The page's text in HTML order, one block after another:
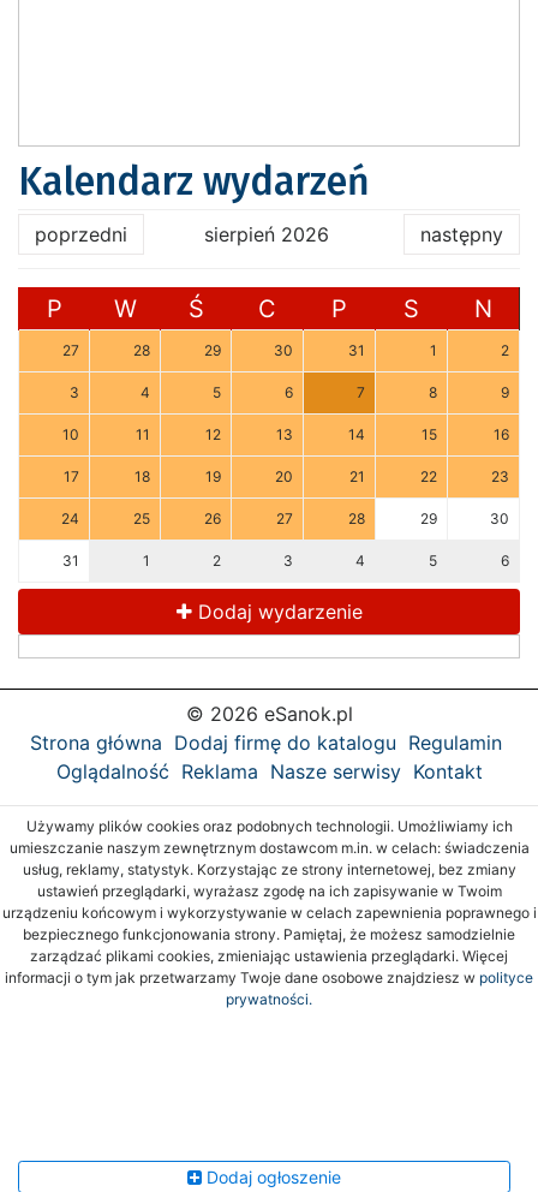
Kalendarz wydarzeń
poprzedni sierpień 2026 następny
P W Ś C P S N
27 28 29 30 31 1 2
3 4 5 6 7 8 9
10 11 12 13 14 15 16
17 18 19 20 21 22 23
24 25 26 27 28 29 30
31 1 2 3 4 5 6
Dodaj wydarzenie
© 2026 eSanok.pl
Strona główna Dodaj firmę do katalogu Regulamin
Oglądalność Reklama Nasze serwisy Kontakt
Używamy plików cookies oraz podobnych technologii. Umożliwiamy ich
umieszczanie naszym zewnętrznym dostawcom m.in. w celach: świadczenia
usług, reklamy, statystyk. Korzystając ze strony internetowej, bez zmiany
ustawień przeglądarki, wyrażasz zgodę na ich zapisywanie w Twoim
urządzeniu końcowym i wykorzystywanie w celach zapewnienia poprawnego i
bezpiecznego funkcjonowania strony. Pamiętaj, że możesz samodzielnie
zarządzać plikami cookies, zmieniając ustawienia przeglądarki. Więcej
informacji o tym jak przetwarzamy Twoje dane osobowe znajdziesz w polityce
prywatności.
Dodaj ogłoszenie